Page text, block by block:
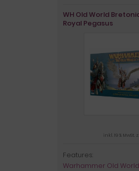
WH Old World
Royal Pegasus
inkl. 19 % MwSt.
Features:
Warhammer Old